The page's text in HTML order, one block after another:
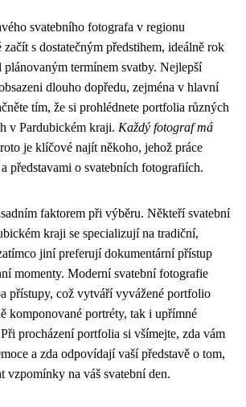
svatebního fotografa v regionu
s dostatečným předstihem, ideálně rok
plánovaným termínem svatby. Nejlepší
dlouho dopředu, zejména v hlavní
tím, že si prohlédnete portfolia různých
v Pardubickém kraji. Každý fotograf má
je klíčové najít někoho, jehož práce
představami o svatebních fotografiích.
faktorem při výběru. Někteří svatební
kraji se specializují na tradiční,
jiní preferují dokumentární přístup
momenty. Moderní svatební fotografie
přístupy, což vytváří vyvážené portfolio
komponované portréty, tak i upřímné
procházení portfolia si všímejte, zda vám
a zda odpovídají vaší představě o tom,
vzpomínky na váš svatební den.